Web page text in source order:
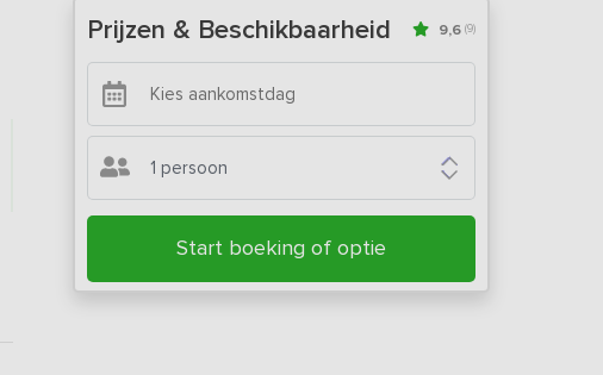
Prijzen & Beschikbaarheid 9,6 (9)
1 persoon
Start boeking of optie